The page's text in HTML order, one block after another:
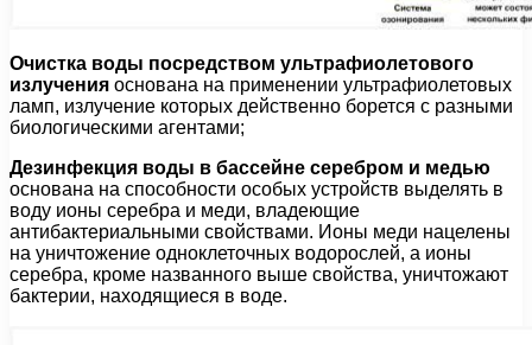
Очистка воды посредством ультрафиолетового
излучения основана на применении ультрафиолетовых
ламп, излучение которых действенно борется с разными
биологическими агентами;
Дезинфекция воды в бассейне серебром и медью
основана на способности особых устройств выделять в
воду ионы серебра и меди, владеющие
антибактериальными свойствами. Ионы меди нацелены
на уничтожение одноклеточных водорослей, а ионы
серебра, кроме названного выше свойства, уничтожают
бактерии, находящиеся в воде.